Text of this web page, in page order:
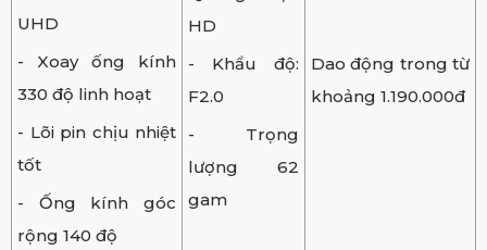
UHD
- Xoay ống kính
330 độ linh hoạt
- Lõi pin chịu nhiệt
tốt
- Ống kính góc
rộng 140 độ
HD
- Khẩu độ:
F2.0
- Trọng
lượng 62
gam
Dao động trong từ
khoảng 1.190.000đ